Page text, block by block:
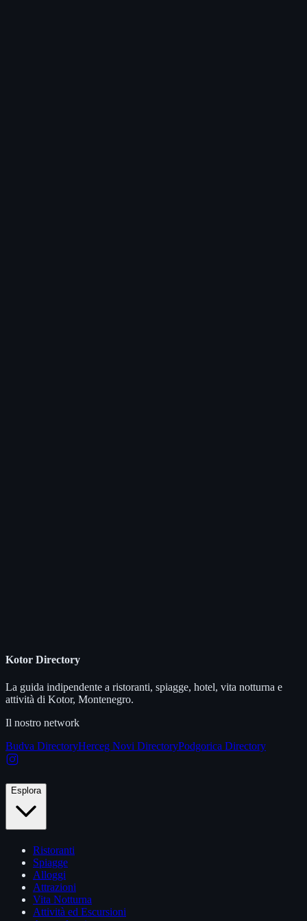
Kotor Directory
La guida indipendente a ristoranti, spiagge, hotel, vita notturna e
attività di Kotor, Montenegro.
Il nostro network
Budva DirectoryHerceg Novi DirectoryPodgorica Directory
Esplora
Ristoranti
Spiagge
Alloggi
Attrazioni
Vita Notturna
Attività ed Escursioni